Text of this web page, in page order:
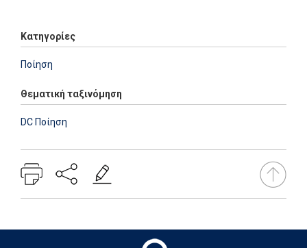
Κατηγορίες
Ποίηση
Θεματική ταξινόμηση
DC Ποίηση